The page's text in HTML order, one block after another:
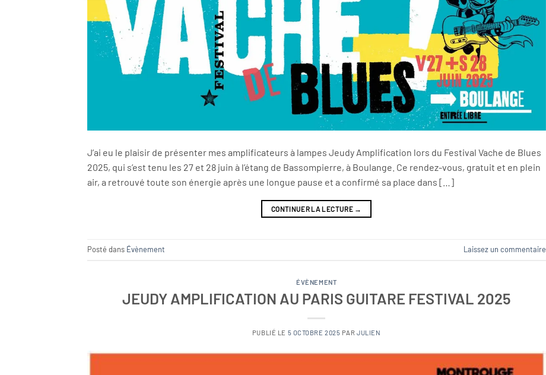
J’ai eu le plaisir de présenter mes amplificateurs à lampes Jeudy Amplification lors du Festival Vache de Blues
2025, qui s’est tenu les 27 et 28 juin à l’étang de Bassompierre, à Boulange. Ce rendez-vous, gratuit et en plein
air, a retrouvé toute son énergie après une longue pause et a confirmé sa place dans […]
CONTINUER LA LECTURE →
Posté dans Évènement Laissez un commentaire
ÉVÈNEMENT
JEUDY AMPLIFICATION AU PARIS GUITARE FESTIVAL 2025
PUBLIÉ LE 5 OCTOBRE 2025 PARJULIEN